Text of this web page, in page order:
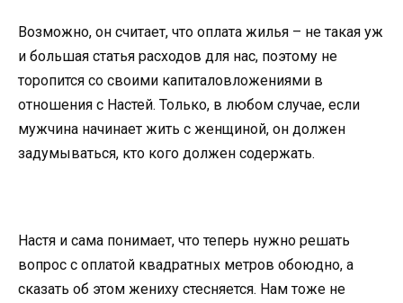
Возможно, он считает, что оплата жилья – не такая уж
и большая статья расходов для нас, поэтому не
торопится со своими капиталовложениями в
отношения с Настей. Только, в любом случае, если
мужчина начинает жить с женщиной, он должен
задумываться, кто кого должен содержать.
Настя и сама понимает, что теперь нужно решать
вопрос с оплатой квадратных метров обоюдно, а
сказать об этом жениху стесняется. Нам тоже не